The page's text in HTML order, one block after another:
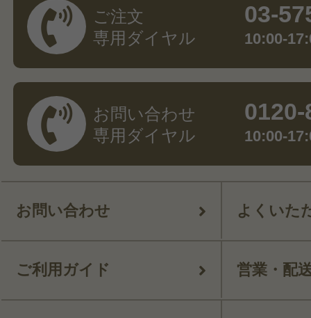
ご注文
専用ダイヤル
03-
10:00-
お問い合わせ
専用ダイヤル
10:00-
お問い合わせ よくいた
ご利用ガイド 営業・配